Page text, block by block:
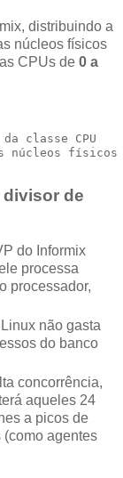
distribuindo a
núcleos físicos
CPUs de 0 a
classe CPU
núcleos
divisor de
do Informix
processa
processador,
não gasta
do banco
concorrência,
aqueles 24
a picos de
agentes